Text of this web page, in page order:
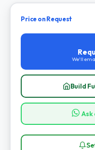
Price on Request
We'll
Build